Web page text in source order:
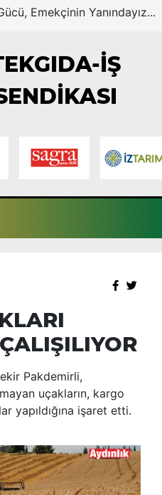
Emekçinin Yanındayız...
İŞ
Pakdemirli,
uçakların, kargo
yapıldığına işaret etti.